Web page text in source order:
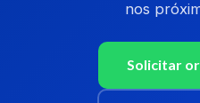
nos
Solicitar